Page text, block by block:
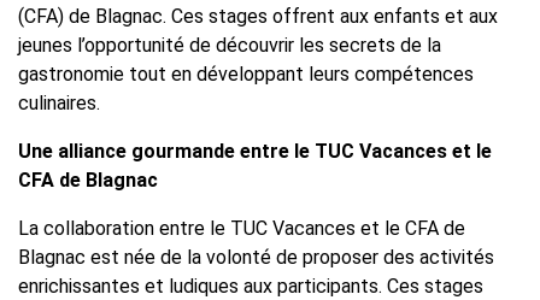
(CFA) de Blagnac. Ces stages offrent aux enfants et aux
jeunes l’opportunité de découvrir les secrets de la
gastronomie tout en développant leurs compétences
culinaires.
Une alliance gourmande entre le TUC Vacances et le
CFA de Blagnac
La collaboration entre le TUC Vacances et le CFA de
Blagnac est née de la volonté de proposer des activités
enrichissantes et ludiques aux participants. Ces stages